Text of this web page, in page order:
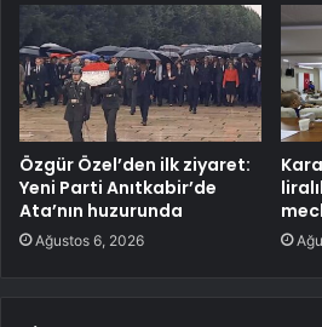
Özgür Özel’den ilk ziyaret:
Yeni Parti Anıtkabir’de
Ata’nın huzurunda
Ağustos 6, 2026